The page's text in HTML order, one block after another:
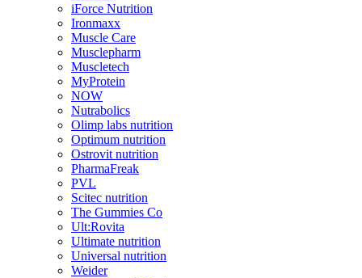
iForce Nutrition
Ironmaxx
Muscle Care
Musclepharm
Muscletech
MyProtein
NOW
Nutrabolics
Olimp labs nutrition
Optimum nutrition
Ostrovit nutrition
PharmaFreak
PVL
Scitec nutrition
The Gummies Co
Ult:Rovita
Ultimate nutrition
Universal nutrition
Weider